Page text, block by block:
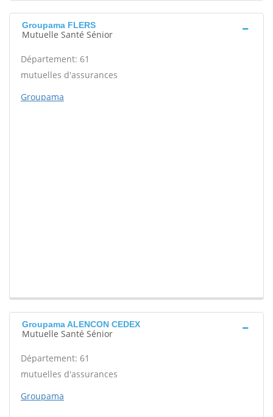
Groupama FLERS
Mutuelle Santé Sénior
Département: 61
mutuelles d'assurances
Groupama
Groupama ALENCON CEDEX
Mutuelle Santé Sénior
Département: 61
mutuelles d'assurances
Groupama